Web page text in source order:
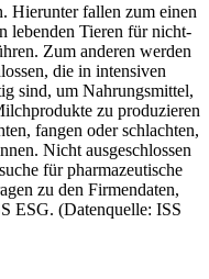
Hierunter fallen zum einen
lebenden Tieren für nicht-
Zum anderen werden
die in intensiven
sind, um Nahrungsmittel,
zu produzieren
fangen oder schlachten,
Nicht ausgeschlossen
für pharmazeutische
zu den Firmendaten,
ESG. (Datenquelle: ISS